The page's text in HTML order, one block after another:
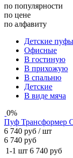
по популярности
по цене
по алфавиту
Детские пуфы
Офисные
в гостиную
в прихожую
в спальню
Детские
В виде мяча
0%
Пуф Трансформер
6 740 руб / шт
6 740 руб
1-1 шт 6 740 руб